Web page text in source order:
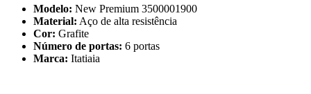
Modelo: New Premium 3500001900
Material: Aço de alta resistência
Cor: Grafite
Número de portas: 6 portas
Marca: Itatiaia